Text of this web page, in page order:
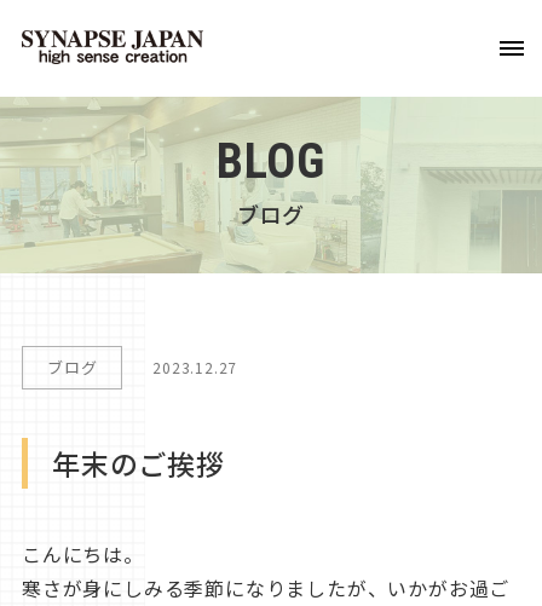
BLOG
ブログ
ブログ 2023.12.27
年末のご挨拶
こんにちは。
寒さが身にしみる季節になりましたが、いかがお過ご